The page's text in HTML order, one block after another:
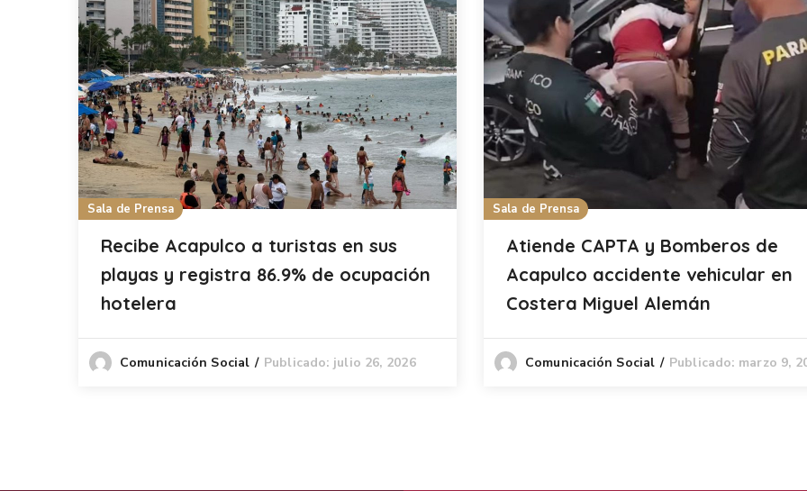
Sala de Prensa
Recibe Acapulco a turistas en sus
playas y registra 86.9% de ocupación
hotelera
Comunicación Social Publicado: julio 26, 2026
Sala de Prensa
Atiende CAPTA y Bomberos de
Acapulco accidente vehicular en
Costera Miguel Alemán
Comunicación Social Publicado: marzo 9,